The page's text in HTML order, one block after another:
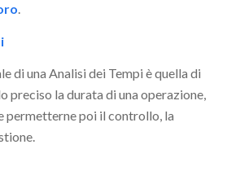
.
di una Analisi dei Tempi è quella di
preciso la durata di una operazione,
permetterne poi il controllo, la